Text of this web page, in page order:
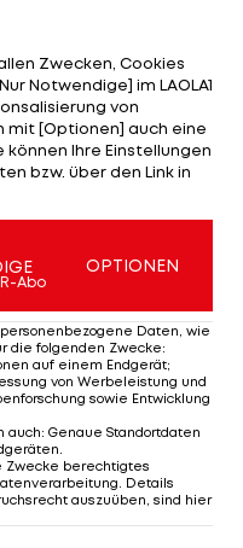
für "Big Luka"
glücklich, dass ich
Es hätte nicht
der Korbjäger
Spiel".
jetzt perfekt". Die
Prozent Treffer-
sogar 66,7 Prozent
Anm.) würden
gearbeitet, sagt
30-Punkte-
Inside-Spiel
Zwecken, Cookies
Notwendige] im LAOLA1
von
mit [Optionen] auch eine
Ihre Einstellungen
bzw. über den Link in
Abo
OPTIONEN
Daten, wie
die folgenden Zwecke:
auf einem Endgerät;
von Werbeleistung und
sowie Entwicklung
auch: Genaue Standortdaten
Zwecke berechtigtes
Details
auszuüben, sind hier